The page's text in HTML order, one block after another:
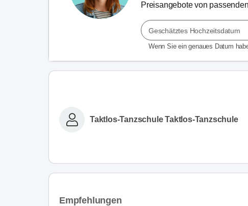
Preisangebote von
Geschätztes Hochzeitsdatum
Wenn Sie ein genaues Datum
Taktlos-Tanzschule Taktlos-Tanzschule
Empfehlungen